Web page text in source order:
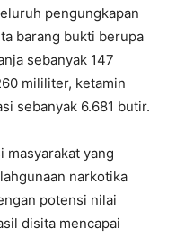
pengungkapan
barang bukti berupa
sebanyak 147
mililiter, ketamin
sebanyak 6.681 butir.
masyarakat yang
narkotika
potensi nilai
disita mencapai